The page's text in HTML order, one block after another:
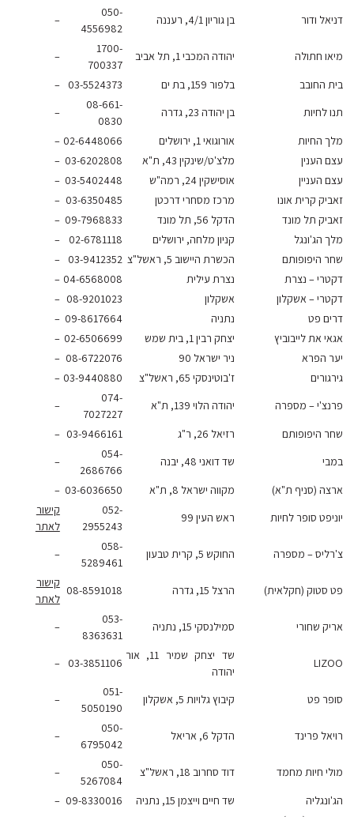
ודור
בן גוריון 4/1, רעננה
4556982
חתולה יהודה המכבי 1, תל אביב
1700-
700337
החובב
בלפור 159, בת ים 03-5524373
–
בן יהודה 23, גדרה
08-661-
החיות
אורוגואי 1, ירושלים 02-6448066
–
הענין
מלצ'ט/שינקין 43, ת"א 03-6202808
–
אוסישקין 24, רמה"ש 03-5402448
–
קרית אונו
מרכז מסחרי דרכטן 03-6350485
–
תל מונד
הדקל 56, תל מונד 09-7968833
–
הג'ונגל
קניון מלחה, ירושלים 02-6781118
–
היפופותם
הכשרת היישוב 5, ראשל"צ 03-9412352
–
– נצרת
נצרת עילית 04-6568008
–
– אשקלון
אשקלון 08-9201023
–
פט
09-8617664
–
את לייבוביץ
יצחק רבין 1, בית שמש 02-6506699
–
הפרא
ניר ישראל 90 08-6722076
–
ז'בוטינסקי 65, ראשל"צ 03-9440880
–
– מספרה
יהודה הלוי 139, ת"א
7027227
היפופותם
רזיאל 26, ר"ג 03-9466161
–
שד דואני 48, יבנה
2686766
(סניף ת"א)
מקווה ישראל 8, ת"א 03-6036650
–
סופר לחיות
ראש העין 99
2955243
לאתר
– מספרה
החוקש 5, קרית טבעון
5289461
(חקלאית) הרצל 15, גדרה 08-8591018
לאתר
שחורי
סמילנסקי 15, נתניה
8363631
שד יצחק שמיר 11, אור
03-3851106
–
פט קיבוץ גלויות 5, אשקלון
5050190
פרינד הדקל 6, אריאל
6795042
חיות מחמד דוד סחרוב 18, ראשל"צ
5267084
שד חיים וייצמן 15, נתניה 09-8330016
–